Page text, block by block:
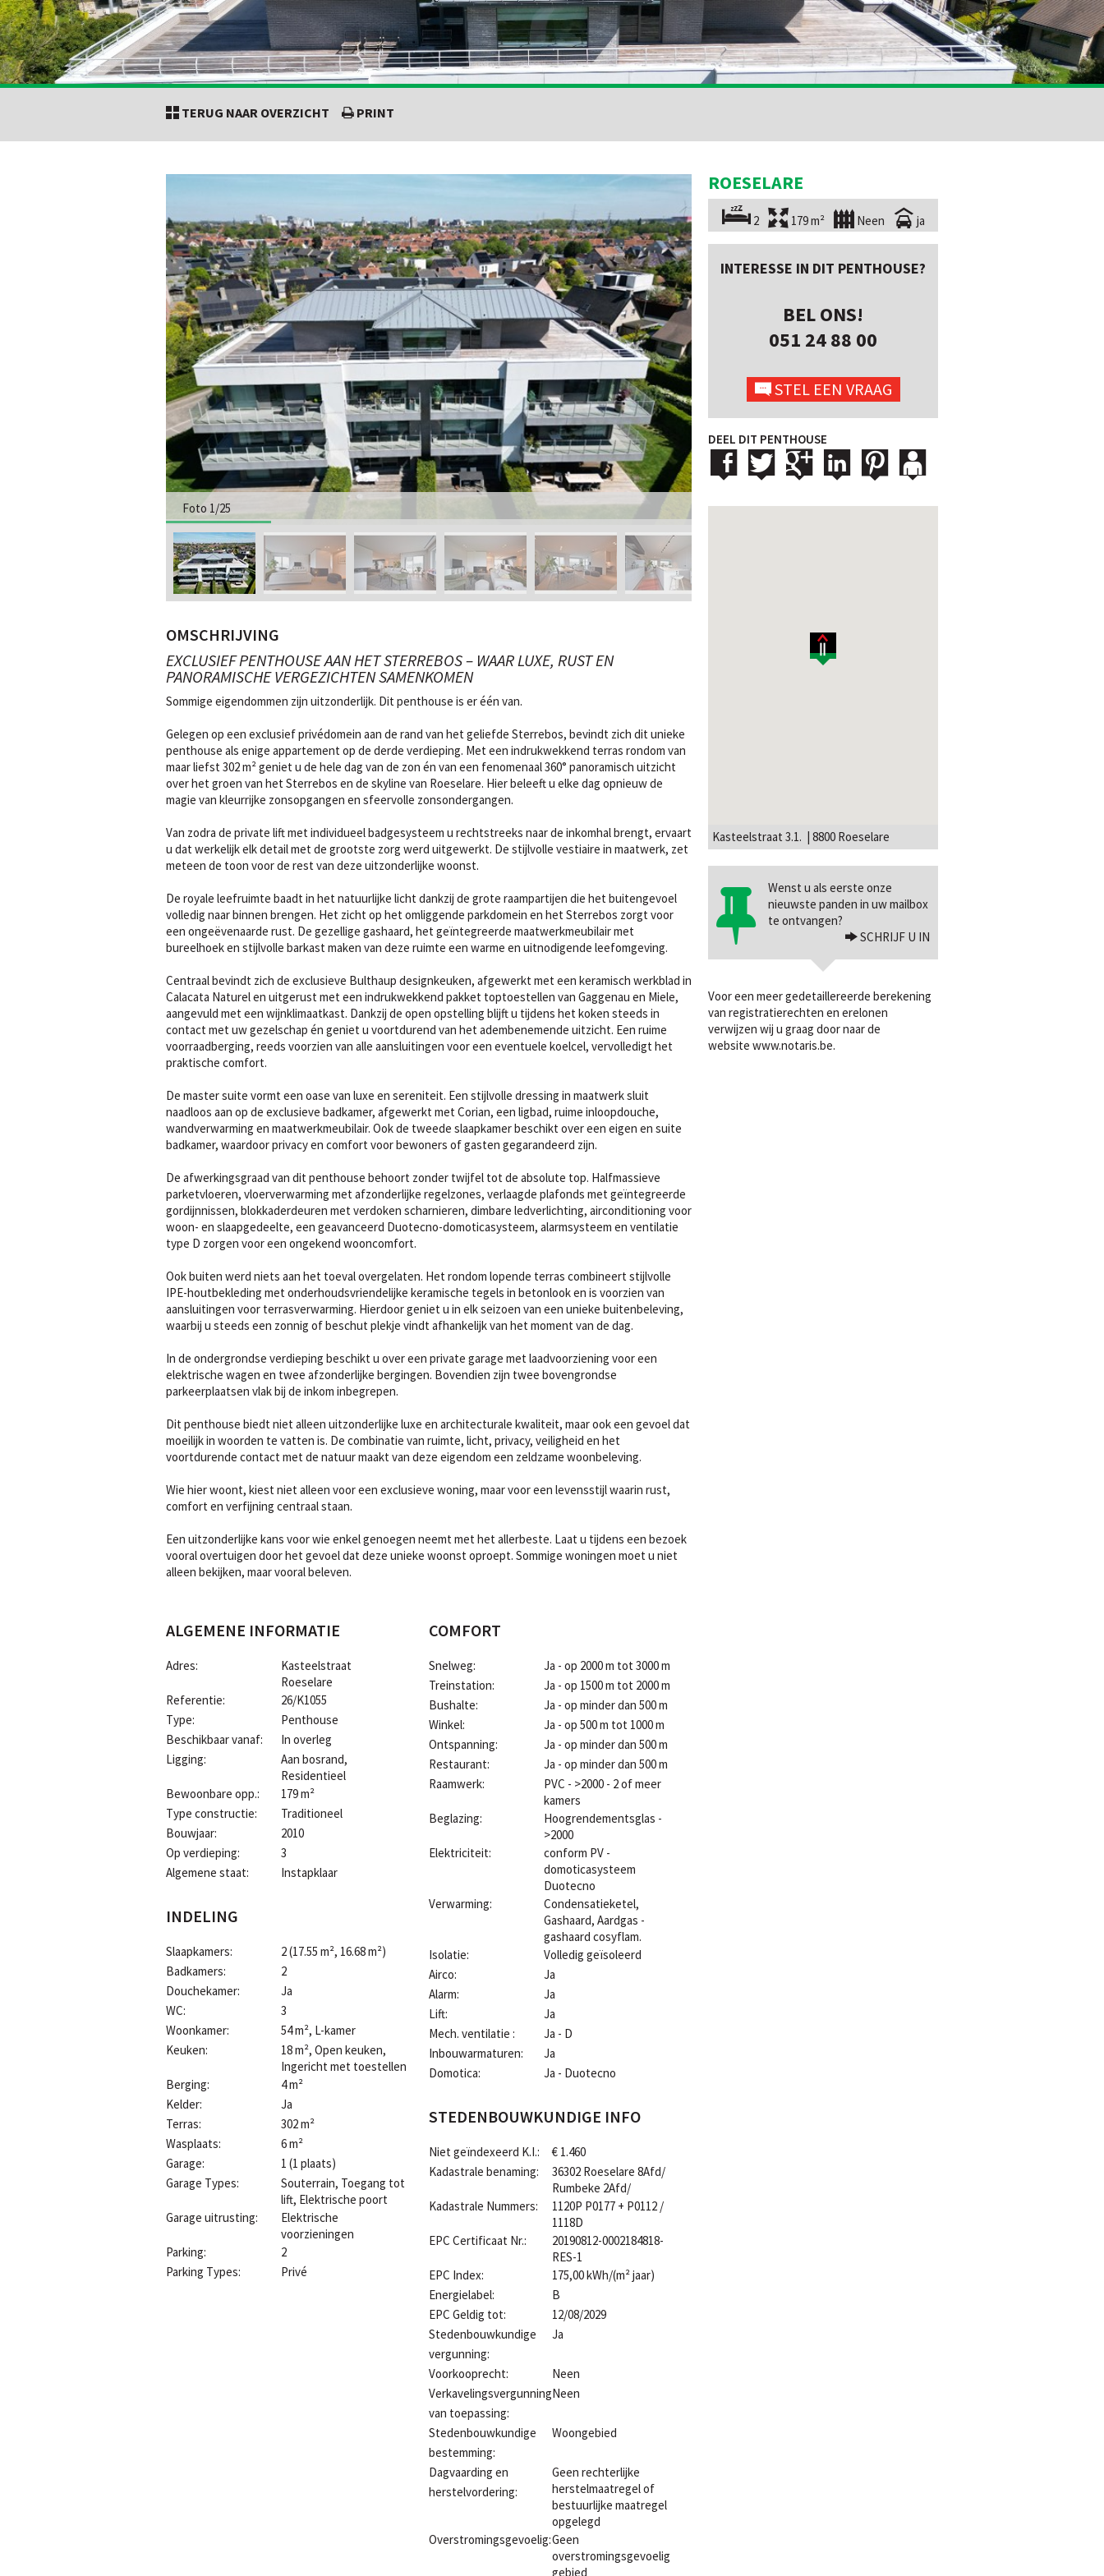
TERUG NAAR OVERZICHT PRINT
ROESELARE
2 179 m² Neen ja
Foto 1/25
OMSCHRIJVING
EXCLUSIEF PENTHOUSE AAN HET STERREBOS – WAAR LUXE, RUST EN
PANORAMISCHE VERGEZICHTEN SAMENKOMEN
Sommige eigendommen zijn uitzonderlijk. Dit penthouse is er één van.
Gelegen op een exclusief privédomein aan de rand van het geliefde Sterrebos, bevindt zich dit unieke
penthouse als enige appartement op de derde verdieping. Met een indrukwekkend terras rondom van
maar liefst 302 m² geniet u de hele dag van de zon én van een fenomenaal 360° panoramisch uitzicht
over het groen van het Sterrebos en de skyline van Roeselare. Hier beleeft u elke dag opnieuw de
magie van kleurrijke zonsopgangen en sfeervolle zonsondergangen.
Van zodra de private lift met individueel badgesysteem u rechtstreeks naar de inkomhal brengt, ervaart
u dat werkelijk elk detail met de grootste zorg werd uitgewerkt. De stijlvolle vestiaire in maatwerk, zet
meteen de toon voor de rest van deze uitzonderlijke woonst.
De royale leefruimte baadt in het natuurlijke licht dankzij de grote raampartijen die het buitengevoel
volledig naar binnen brengen. Het zicht op het omliggende parkdomein en het Sterrebos zorgt voor
een ongeëvenaarde rust. De gezellige gashaard, het geïntegreerde maatwerkmeubilair met
bureelhoek en stijlvolle barkast maken van deze ruimte een warme en uitnodigende leefomgeving.
Centraal bevindt zich de exclusieve Bulthaup designkeuken, afgewerkt met een keramisch werkblad in
Calacata Naturel en uitgerust met een indrukwekkend pakket toptoestellen van Gaggenau en Miele,
aangevuld met een wijnklimaatkast. Dankzij de open opstelling blijft u tijdens het koken steeds in
contact met uw gezelschap én geniet u voortdurend van het adembenemende uitzicht. Een ruime
voorraadberging, reeds voorzien van alle aansluitingen voor een eventuele koelcel, vervolledigt het
praktische comfort.
De master suite vormt een oase van luxe en sereniteit. Een stijlvolle dressing in maatwerk sluit
naadloos aan op de exclusieve badkamer, afgewerkt met Corian, een ligbad, ruime inloopdouche,
wandverwarming en maatwerkmeubilair. Ook de tweede slaapkamer beschikt over een eigen en suite
badkamer, waardoor privacy en comfort voor bewoners of gasten gegarandeerd zijn.
De afwerkingsgraad van dit penthouse behoort zonder twijfel tot de absolute top. Halfmassieve
parketvloeren, vloerverwarming met afzonderlijke regelzones, verlaagde plafonds met geïntegreerde
gordijnnissen, blokkaderdeuren met verdoken scharnieren, dimbare ledverlichting, airconditioning voor
woon- en slaapgedeelte, een geavanceerd Duotecno-domoticasysteem, alarmsysteem en ventilatie
type D zorgen voor een ongekend wooncomfort.
Ook buiten werd niets aan het toeval overgelaten. Het rondom lopende terras combineert stijlvolle
IPE-houtbekleding met onderhoudsvriendelijke keramische tegels in betonlook en is voorzien van
aansluitingen voor terrasverwarming. Hierdoor geniet u in elk seizoen van een unieke buitenbeleving,
waarbij u steeds een zonnig of beschut plekje vindt afhankelijk van het moment van de dag.
In de ondergrondse verdieping beschikt u over een private garage met laadvoorziening voor een
elektrische wagen en twee afzonderlijke bergingen. Bovendien zijn twee bovengrondse
parkeerplaatsen vlak bij de inkom inbegrepen.
Dit penthouse biedt niet alleen uitzonderlijke luxe en architecturale kwaliteit, maar ook een gevoel dat
moeilijk in woorden te vatten is. De combinatie van ruimte, licht, privacy, veiligheid en het
voortdurende contact met de natuur maakt van deze eigendom een zeldzame woonbeleving.
Wie hier woont, kiest niet alleen voor een exclusieve woning, maar voor een levensstijl waarin rust,
comfort en verfijning centraal staan.
Een uitzonderlijke kans voor wie enkel genoegen neemt met het allerbeste. Laat u tijdens een bezoek
vooral overtuigen door het gevoel dat deze unieke woonst oproept. Sommige woningen moet u niet
alleen bekijken, maar vooral beleven.
ALGEMENE INFORMATIE
Adres:
Kasteelstraat
Roeselare
Referentie:
26/K1055
Type:
Penthouse
Beschikbaar vanaf:
In overleg
Ligging:
Aan bosrand,
Residentieel
Bewoonbare opp.:
179 m²
Type constructie:
Traditioneel
Bouwjaar:
2010
Op verdieping:
3
Algemene staat:
Instapklaar
INDELING
Slaapkamers: 2(17.55 m², 16.68 m²)
Badkamers:
2
Douchekamer:
Ja
WC:
3
Woonkamer:
54 m², L-kamer
Keuken:
18 m², Open keuken,
Ingericht met toestellen
Berging:
4 m²
Kelder:
Ja
Terras:
302 m²
Wasplaats:
6 m²
Garage:
1 (1 plaats)
Garage Types:
Souterrain, Toegang tot
lift, Elektrische poort
Garage uitrusting:
Elektrische
voorzieningen
Parking:
2
Parking Types:
Privé
COMFORT
Snelweg:
Ja - op 2000 m tot 3000 m
Treinstation:
Ja - op 1500 m tot 2000 m
Bushalte:
Ja - op minder dan 500 m
Winkel:
Ja - op 500 m tot 1000 m
Ontspanning:
Ja - op minder dan 500 m
Restaurant:
Ja - op minder dan 500 m
Raamwerk:
PVC - >2000 - 2 of meer
kamers
Beglazing:
Hoogrendementsglas -
>2000
Elektriciteit:
conform PV -
domoticasysteem
Duotecno
Verwarming:
Condensatieketel,
Gashaard, Aardgas -
gashaard cosyflam.
Isolatie:
Volledig geïsoleerd
Airco:
Ja
Alarm:
Ja
Lift:
Ja
Mech. ventilatie :
Ja - D
Inbouwarmaturen:
Ja
Domotica:
Ja - Duotecno
STEDENBOUWKUNDIGE INFO
Niet geïndexeerd K.I.:
€ 1.460
Kadastrale benaming:
36302 Roeselare 8Afd/
Rumbeke 2Afd/
Kadastrale Nummers:
1120P P0177 + P0112 /
1118D
EPC Certificaat Nr.:
20190812-0002184818-
RES-1
EPC Index:
175,00 kWh/(m² jaar)
Energielabel:
B
EPC Geldig tot:
12/08/2029
Stedenbouwkundige
vergunning:
Ja
Voorkooprecht:
Neen
Verkavelingsvergunning
van toepassing:
Neen
Stedenbouwkundige
bestemming:
Woongebied
Dagvaarding en
herstelvordering:
Geen rechterlijke
herstelmaatregel of
bestuurlijke maatregel
opgelegd
Overstromingsgevoelig:Geen
overstromingsgevoelig
gebied
INTERESSE IN DIT PENTHOUSE?
BEL ONS!
051 24 88 00
STEL EEN VRAAG
DEEL DIT PENTHOUSE
Kasteelstraat 3.1. | 8800 Roeselare
Wenst u als eerste onze
nieuwste panden in uw mailbox
te ontvangen?
SCHRIJF U IN
Voor een meer gedetaillereerde berekening
van registratierechten en erelonen
verwijzen wij u graag door naar de
website www.notaris.be.